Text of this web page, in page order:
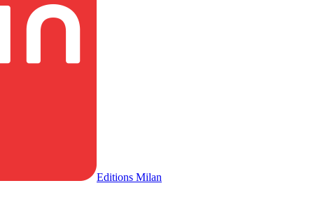
Editions Milan